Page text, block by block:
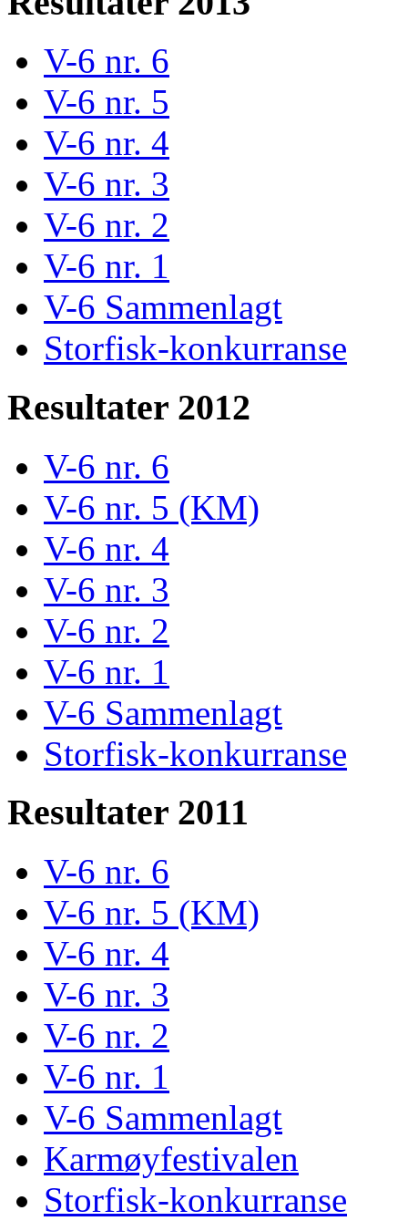
V-6 nr. 6
V-6 nr. 5
V-6 nr. 4
V-6 nr. 3
V-6 nr. 2
V-6 nr. 1
V-6 Sammenlagt
Storfisk-konkurranse
Resultater 2012
V-6 nr. 6
V-6 nr. 5 (KM)
V-6 nr. 4
V-6 nr. 3
V-6 nr. 2
V-6 nr. 1
V-6 Sammenlagt
Storfisk-konkurranse
Resultater 2011
V-6 nr. 6
V-6 nr. 5 (KM)
V-6 nr. 4
V-6 nr. 3
V-6 nr. 2
V-6 nr. 1
V-6 Sammenlagt
Karmøyfestivalen
Storfisk-konkurranse